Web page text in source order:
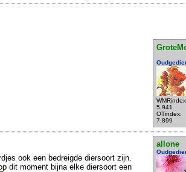
5.941
OTindex:
7.899
allone
ook een bedreigde diersoort zijn.
dit moment bijna elke diersoort een